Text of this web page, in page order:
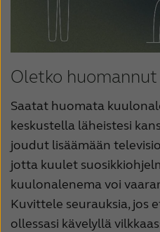
Oletko huomannut
Saatat huomata
keskustella läheistesi
joudut lisäämään
jotta kuulet
kuulonalenema voi
Kuvittele seurauksia, jos
ollessasi kävelyllä